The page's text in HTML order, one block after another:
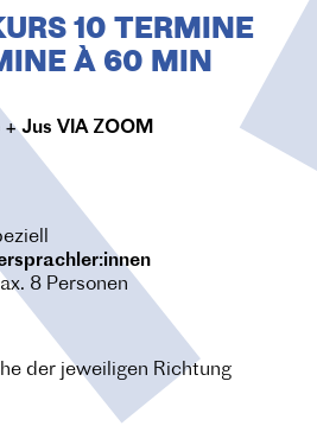
10 TERMINE
À 60 MIN
Jus VIA ZOOM
8 Personen
der jeweiligen Richtung